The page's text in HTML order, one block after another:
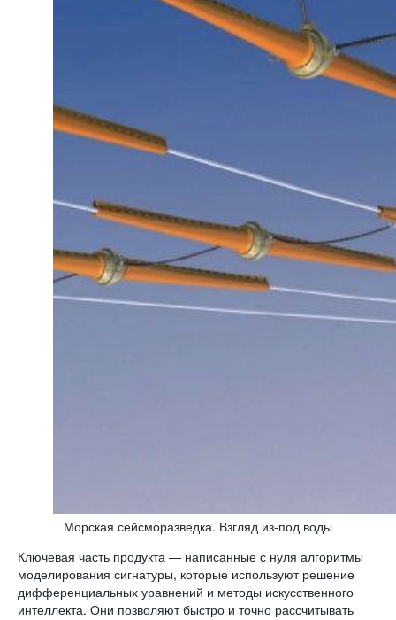
Морская сейсморазведка. Взгляд из-под воды
Ключевая часть продукта — написанные с нуля алгоритмы
моделирования сигнатуры, которые используют решение
дифференциальных уравнений и методы искусственного
интеллекта. Они позволяют быстро и точно рассчитывать